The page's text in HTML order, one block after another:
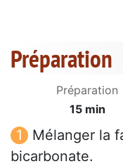
Préparation
Préparation
15 min
Mélanger la
bicarbonate.